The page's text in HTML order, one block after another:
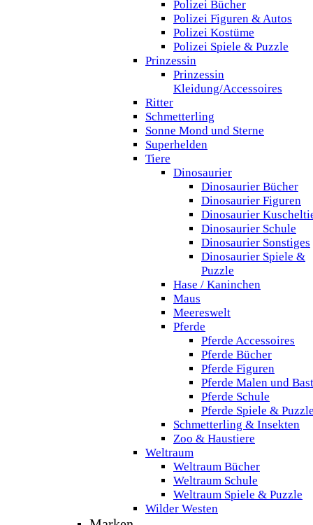
Polizei Bücher
Polizei Figuren & Autos
Polizei Kostüme
Polizei Spiele & Puzzle
Prinzessin
Prinzessin
Kleidung/Accessoires
Ritter
Schmetterling
Sonne Mond und Sterne
Superhelden
Tiere
Dinosaurier
Dinosaurier Bücher
Dinosaurier Figuren
Dinosaurier
Dinosaurier Schule
Dinosaurier Sonstiges
Dinosaurier Spiele &
Puzzle
Hase / Kaninchen
Maus
Meereswelt
Pferde
Pferde Accessoires
Pferde Bücher
Pferde Figuren
Pferde Malen und
Pferde Schule
Pferde Spiele &
Schmetterling & Insekten
Zoo & Haustiere
Weltraum
Weltraum Bücher
Weltraum Schule
Weltraum Spiele & Puzzle
Wilder Westen